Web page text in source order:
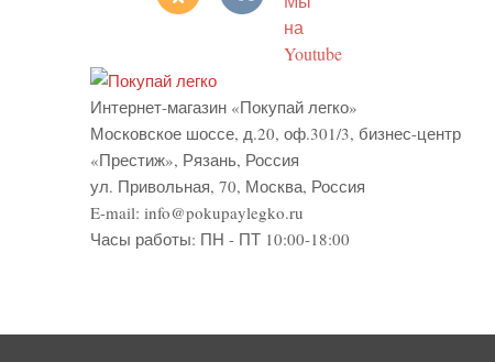
Интернет-магазин «Покупай легко»
Московское шоссе, д.20, оф.301/3, бизнес-центр
«Престиж», Рязань, Россия
ул. Привольная, 70, Москва, Россия
E-mail: info@pokupaylegko.ru
Часы работы: ПН - ПТ 10:00-18:00